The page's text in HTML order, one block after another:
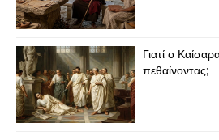
Γιατί ο
πεθαίνοντας;